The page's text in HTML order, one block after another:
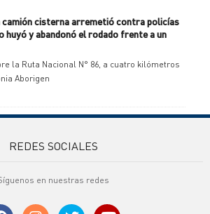
camión cisterna arremetió contra policías
huyó y abandonó el rodado frente a un
la Ruta Nacional N° 86, a cuatro kilómetros
Aborigen
REDES SOCIALES
en nuestras redes